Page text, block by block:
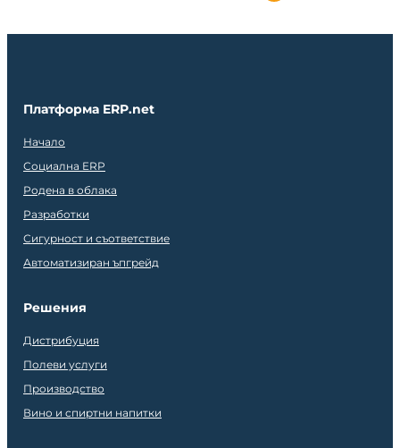
Платформа ERP.net
Начало
Социална ERP
Родена в облака
Разработки
Сигурност и съответствие
Автоматизиран ъпгрейд
Решения
Дистрибуция
Полеви услуги
Производство
Вино и спиртни напитки